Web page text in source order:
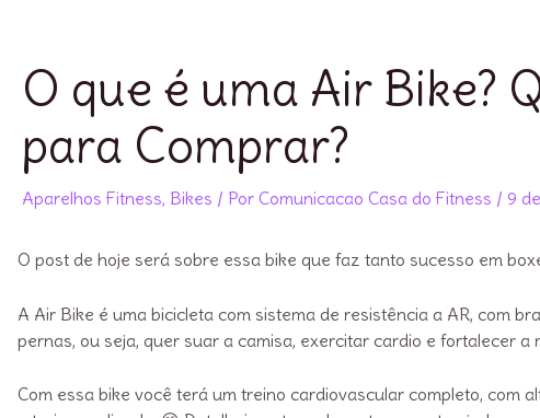
O que é uma Air Bike?
para Comprar?
Aparelhos Fitness, Bikes / Por Comunicacao Casa do Fitness / 9
O post de hoje será sobre essa bike que faz tanto sucesso em
A Air Bike é uma bicicleta com sistema de resistência a AR, com
pernas, ou seja, quer suar a camisa, exercitar cardio e fortalecer
Com essa bike você terá um treino cardiovascular completo, com